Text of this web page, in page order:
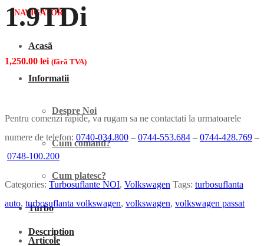
NAVIGATOR
Acasã
Informatii
Despre Noi
Cum comand?
Cum platesc?
Turbo
Articole
1.9TDi
1,250.00 lei (fãrã TVA)
Pentru comenzi rapide, va rugam sa ne contactati la urmatoarele
numere de telefon: 0740-034.800 – 0744-553.684 – 0744-428.769 –
0748-100.200
Categories: Turbosuflante NOI, Volkswagen Tags: turbosuflanta
auto, turbosuflanta volkswagen, volkswagen, volkswagen passat
Description